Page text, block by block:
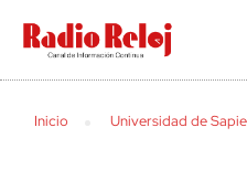
cerrar
Inicio Universidad de